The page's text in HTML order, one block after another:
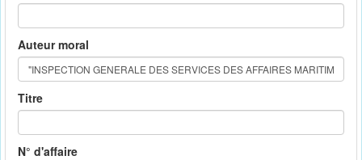
Auteur moral
Titre
N° d'affaire